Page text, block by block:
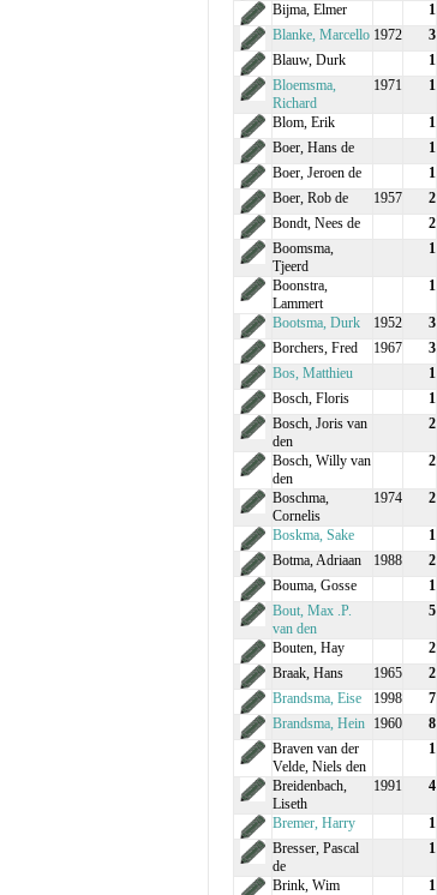
Bijma, Elmer
1
Blanke, Marcello 1972 3
Blauw, Durk
1
Bloemsma,
Richard
1971 1
Blom, Erik 1
Boer, Hans de
1
Boer, Jeroen de
1
Boer, Rob de
1957 2
Bondt, Nees de
2
Boomsma,
Tjeerd
1
Boonstra,
Lammert
1
Bootsma, Durk 1952 3
Borchers, Fred
1967 3
Bos, Matthieu
1
Bosch, Floris
1
Bosch, Joris van
den
2
Bosch, Willy van
den
2
Boschma,
Cornelis
1974 2
Boskma, Sake 1
Botma, Adriaan
1988 2
Bouma, Gosse
1
Bout, Max .P.
van den
5
Bouten, Hay 2
Braak, Hans
1965 2
Brandsma, Eise
1998 7
Brandsma, Hein 1960 8
Braven van der
Velde, Niels den
1
Breidenbach,
Liseth
1991 4
Bremer, Harry 1
Bresser, Pascal
de
1
Brink, Wim 1